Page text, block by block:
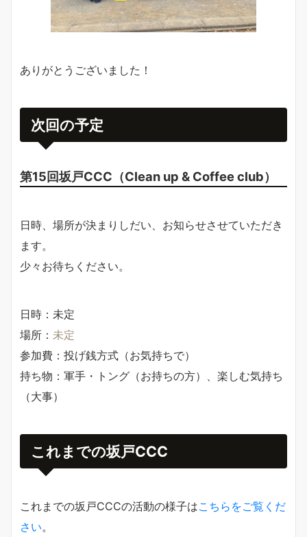
ありがとうございました！
次回の予定
第15回坂戸CCC（Clean up & Coffee club）
日時、場所が決まりしだい、お知らせさせていただき
ます。
少々お待ちください。
日時：未定
場所： 未定
参加費：投げ銭方式（お気持ちで）
持ち物：軍手・トング（お持ちの方）、楽しむ気持ち
（大事）
これまでの坂戸CCC
これまでの坂戸CCCの活動の様子はこちらをご覧くだ
さい。